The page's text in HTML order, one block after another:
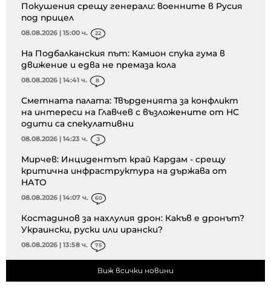
Покушения срещу генерали: военните в Русия
под прицел
08.08.2026 | 15:00 ч. 22
На Подбалканския път: Камион спука гума в
движение и едва не премаза кола
08.08.2026 | 14:41 ч. 8
Сметната палата: Твърденията за конфликт
на интереси на Главчев с възложените от НС
одити са спекулативни
08.08.2026 | 14:23 ч. 3
Мирчев: Инцидентът край Кардам - срещу
критична инфраструктура на държава от
НАТО
08.08.2026 | 14:07 ч. 60
Костадинов за нахлулия дрон: Какъв е дронът?
Украински, руски или ирански?
08.08.2026 | 13:58 ч. 75
Виж всички новини